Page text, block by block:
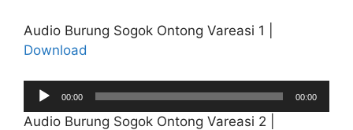
Audio Burung Sogok Ontong Vareasi 1 |
Download
Audio
Player
00:00 00:00
Audio Burung Sogok Ontong Vareasi 2 |